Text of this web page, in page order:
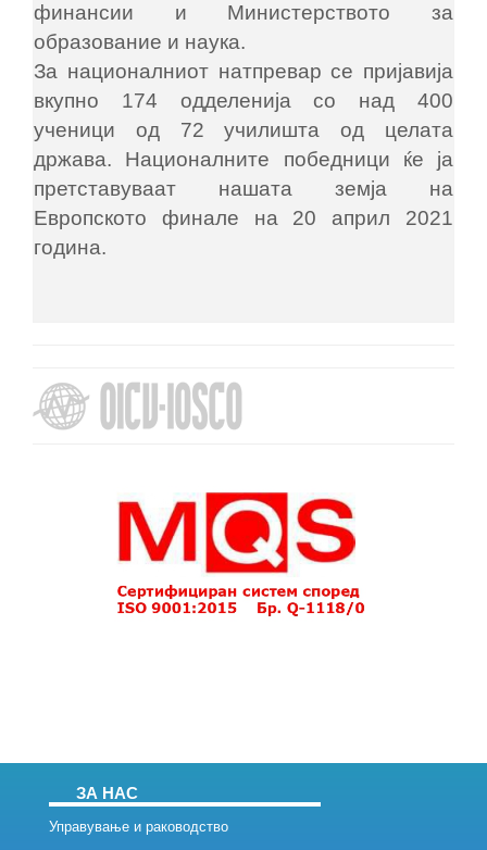
финансии и Министерството за
образование и наука.
За националниот натпревар се пријавија
вкупно 174 одделенија со над 400
ученици од 72 училишта од целата
држава. Националните победници ќе ја
претставуваат нашата земја на
Европското финале на 20 април 2021
година.
ЗА НАС
Управување и раководство